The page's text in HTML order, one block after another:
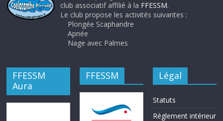
club associatif affilié à la FFESSM.
Le club propose les activités suivantes :
Plongée Scaphandre
Apnée
Nage avec Palmes
FFESSM
Aura
FFESSM Légal
Statuts
Réglement intérieur